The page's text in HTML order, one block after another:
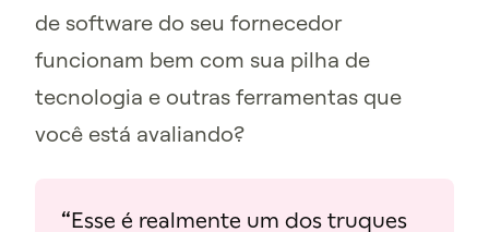
de software do seu fornecedor
funcionam bem com sua pilha de
tecnologia e outras ferramentas que
você está avaliando?
“Esse é realmente um dos truques